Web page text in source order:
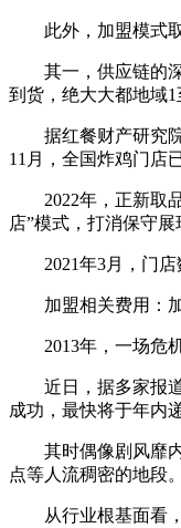
此外，加盟模式取
其一，供应链的深
到货，绝大大都地域
据红餐财产研究院
11月，全国炸鸡门店
2022年，正新取品
店”模式，打消保守
2021年3月，门店
加盟相关费用：加
2013年，一场危机
近日，据多家报道
成功，最快将于年内
其时偶像剧风靡内
点等人流稠密的地段。
从行业根基面看，